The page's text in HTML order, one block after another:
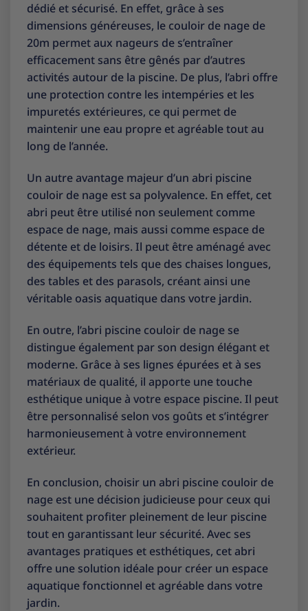
dédié et sécurisé. En effet, grâce à ses
dimensions généreuses, le couloir de nage de
20m permet aux nageurs de s’entraîner
efficacement sans être gênés par d’autres
activités autour de la piscine. De plus, l’abri offre
une protection contre les intempéries et les
impuretés extérieures, ce qui permet de
maintenir une eau propre et agréable tout au
long de l’année.
Un autre avantage majeur d’un abri piscine
couloir de nage est sa polyvalence. En effet, cet
abri peut être utilisé non seulement comme
espace de nage, mais aussi comme espace de
détente et de loisirs. Il peut être aménagé avec
des équipements tels que des chaises longues,
des tables et des parasols, créant ainsi une
véritable oasis aquatique dans votre jardin.
En outre, l’abri piscine couloir de nage se
distingue également par son design élégant et
moderne. Grâce à ses lignes épurées et à ses
matériaux de qualité, il apporte une touche
esthétique unique à votre espace piscine. Il peut
être personnalisé selon vos goûts et s’intégrer
harmonieusement à votre environnement
extérieur.
En conclusion, choisir un abri piscine couloir de
nage est une décision judicieuse pour ceux qui
souhaitent profiter pleinement de leur piscine
tout en garantissant leur sécurité. Avec ses
avantages pratiques et esthétiques, cet abri
offre une solution idéale pour créer un espace
aquatique fonctionnel et agréable dans votre
jardin.